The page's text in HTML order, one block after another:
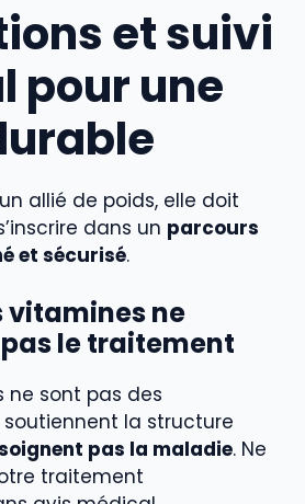
et suivi
pour une
allié de poids, elle doit
dans un parcours
et sécurisé.
vitamines ne
le traitement
ne sont pas des
la structure
pas la maladie. Ne
traitement